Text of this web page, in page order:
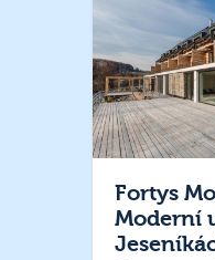
Fortys
Moderní